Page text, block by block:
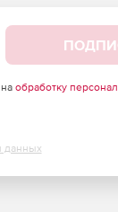
обработку
данных